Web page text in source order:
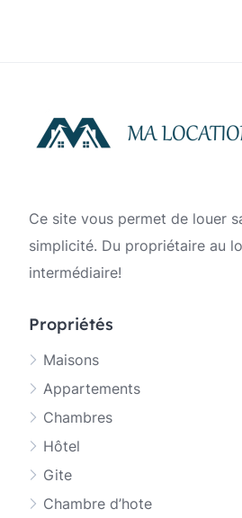
Ce site vous permet de louer
simplicité. Du propriétaire au
intermédiaire!
Propriétés
Maisons
Appartements
Chambres
Hôtel
Gite
Chambre d’hote